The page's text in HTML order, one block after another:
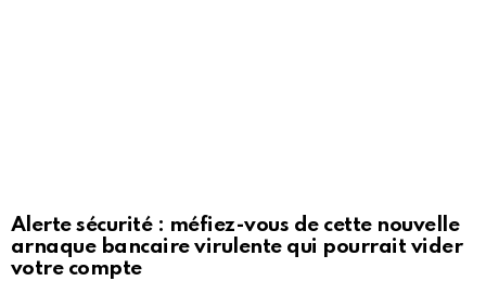
Alerte sécurité : méfiez-vous de cette nouvelle
arnaque bancaire virulente qui pourrait vider
votre compte